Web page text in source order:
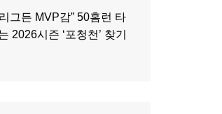
그든 MVP감” 50홈런 타
2026시즌 ‘포청천’ 찾기